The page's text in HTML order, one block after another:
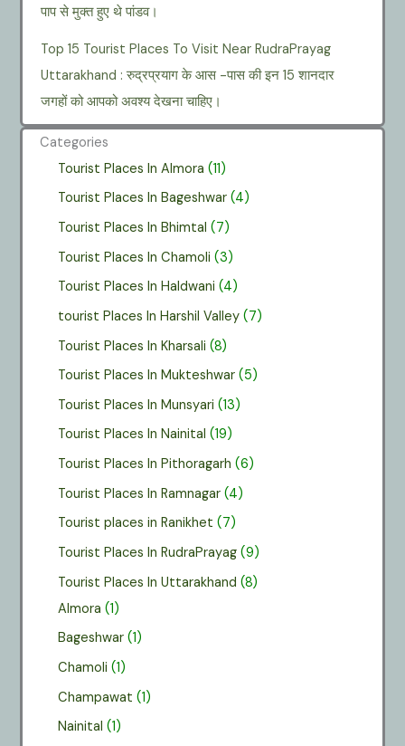
पाप से मुक्त हुए थे पांडव।
Top 15 Tourist Places To Visit Near RudraPrayag
Uttarakhand : रुद्रप्रयाग के आस -पास की इन 15 शानदार
जगहों को आपको अवश्य देखना चाहिए।
Categories
Tourist Places In Almora (11)
Tourist Places In Bageshwar (4)
Tourist Places In Bhimtal (7)
Tourist Places In Chamoli (3)
Tourist Places In Haldwani (4)
tourist Places In Harshil Valley (7)
Tourist Places In Kharsali (8)
Tourist Places In Mukteshwar (5)
Tourist Places In Munsyari (13)
Tourist Places In Nainital (19)
Tourist Places In Pithoragarh (6)
Tourist Places In Ramnagar (4)
Tourist places in Ranikhet (7)
Tourist Places In RudraPrayag (9)
Tourist Places In Uttarakhand (8)
Almora (1)
Bageshwar (1)
Chamoli (1)
Champawat (1)
Nainital (1)